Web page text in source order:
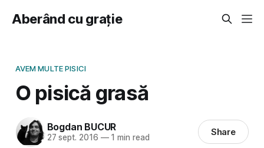
Aberând cu grație
AVEM MULTE PISICI
O pisică grasă
Bogdan BUCUR
27 sept. 2016 —1 min read Share